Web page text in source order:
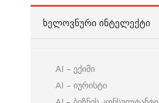
ᲮᲔᲚᲝᲕᲜᲣᲠᲘ ᲘᲜᲢᲔᲚᲔᲥᲢᲘ
AI – ექიმი
AI – იურისტი